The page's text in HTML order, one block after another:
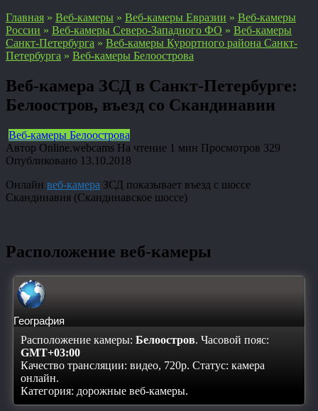
Главная » Веб-камеры » Веб-камеры Евразии » Веб-камеры
России » Веб-камеры Северо-Западного ФО » Веб-камеры
Санкт-Петербурга » Веб-камеры Курортного района Санкт-
Петербурга » Веб-камеры Белоострова
Веб-камера ЗСД в Санкт-Петербурге:
Белоостров, въезд со Скандинавии
Веб-камеры Белоострова
Автор Online.webcams На чтение 1 мин Просмотров 329
Опубликовано 13.10.2018
Онлайн веб-камера ЗСД показывает въезд с шоссе
Скандинавия (Скандинавское шоссе)
Расположение веб-камеры
География
Расположение камеры: Белоостров. Часовой пояс:
GMT+03:00
Качество трансляции: видео, 720p. Статус: камера
онлайн.
Категория: дорожные веб-камеры.